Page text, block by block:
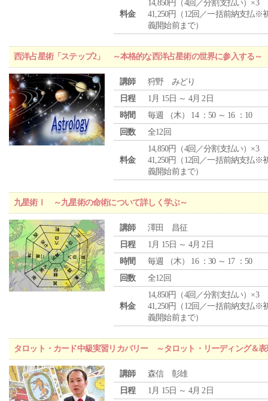
料金
14,850円（4回／分割支払い）×3
41,250円（12回／一括前納支払※
義開始前まで）
西洋占星術「ステップ2」 ～本格的な西洋占星術の世界に参入する～
講師
狩野 みどり
日程
1月 15日 ～ 4月 2日
時間
毎週 （木） 14 ：50 ～ 16 ：10
回数
全12回
料金
14,850円（4回／分割支払い）×3
41,250円（12回／一括前納支払※
義開始前まで）
九星術Ⅰ ～九星術の命術について詳しく学ぶ～
講師
澤田 昌征
日程
1月 15日 ～ 4月 2日
時間
毎週 （木） 16 ：30 ～ 17 ：50
回数
全12回
料金
14,850円（4回／分割支払い）×3
41,250円（12回／一括前納支払※
義開始前まで）
タロット・カード中級実習リカバリー ～タロット・リーディング＆
講師
森信 彰雄
日程
1月 15日 ～ 4月 2日